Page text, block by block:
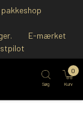
E-mærket
Søg Kurv
0